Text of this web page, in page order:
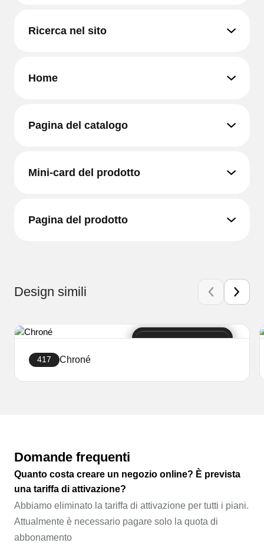
Ricerca nel sito
Home
Pagina del catalogo
Mini-card del prodotto
Pagina del prodotto
Design simili
417 Chroné
Domande frequenti
Quanto costa creare un negozio online? È prevista
una tariffa di attivazione?
Abbiamo eliminato la tariffa di attivazione per tutti i piani.
Attualmente è necessario pagare solo la quota di
abbonamento